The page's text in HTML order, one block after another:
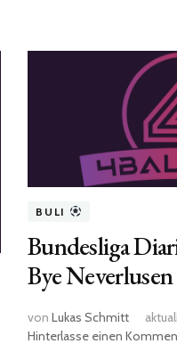
BULI
Bundesliga
Bye Neverlusen
von Lukas Schmitt
Hinterlasse einen